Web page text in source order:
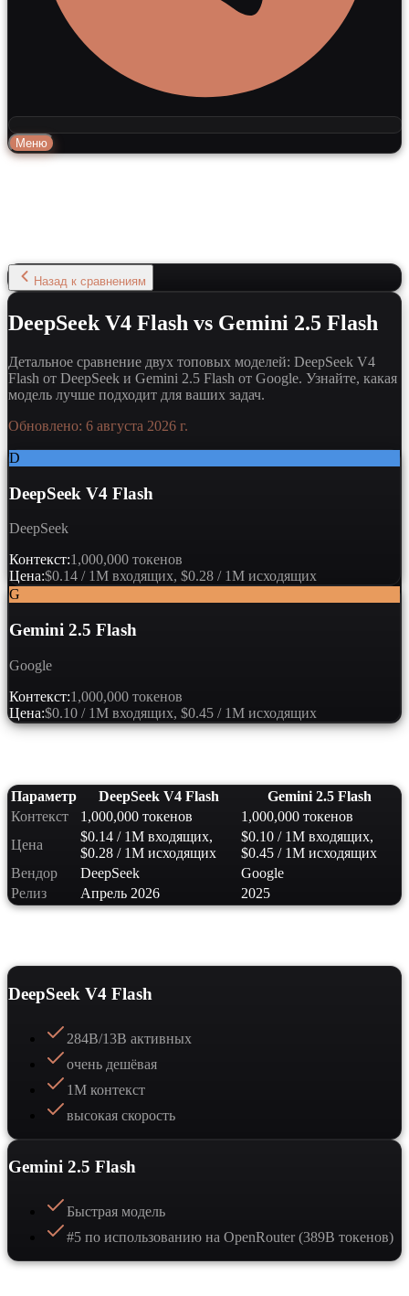
Меню
Назад к сравнениям
DeepSeek V4 Flash vs Gemini 2.5 Flash
Детальное сравнение двух топовых моделей: DeepSeek V4
Flash от DeepSeek и Gemini 2.5 Flash от Google. Узнайте, какая
модель лучше подходит для ваших задач.
Обновлено: 6 августа 2026 г.
D
DeepSeek V4 Flash
DeepSeek
Контекст:1,000,000 токенов
Цена:$0.14 / 1M входящих, $0.28 / 1M исходящих
G
Gemini 2.5 Flash
Google
Контекст:1,000,000 токенов
Цена:$0.10 / 1M входящих, $0.45 / 1M исходящих
Параметр DeepSeek V4 Flash
Gemini 2.5 Flash
Контекст
1,000,000 токенов
1,000,000 токенов
Цена
$0.14 / 1M входящих,
$0.28 / 1M исходящих
$0.10 / 1M входящих,
$0.45 / 1M исходящих
Вендор
DeepSeek
Google
Релиз
Апрель 2026 2025
DeepSeek V4 Flash
284B/13B активных
очень дешёвая
1M контекст
высокая скорость
Gemini 2.5 Flash
Быстрая модель
#5 по использованию на OpenRouter (389B токенов)